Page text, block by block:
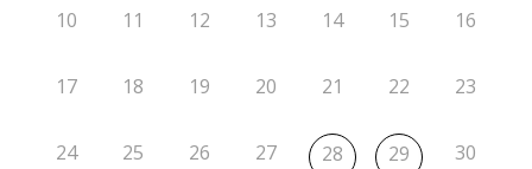
10 11 12 13 14 15 16
17 18 19 20 21 22 23
24 25 26 27 28 29 30